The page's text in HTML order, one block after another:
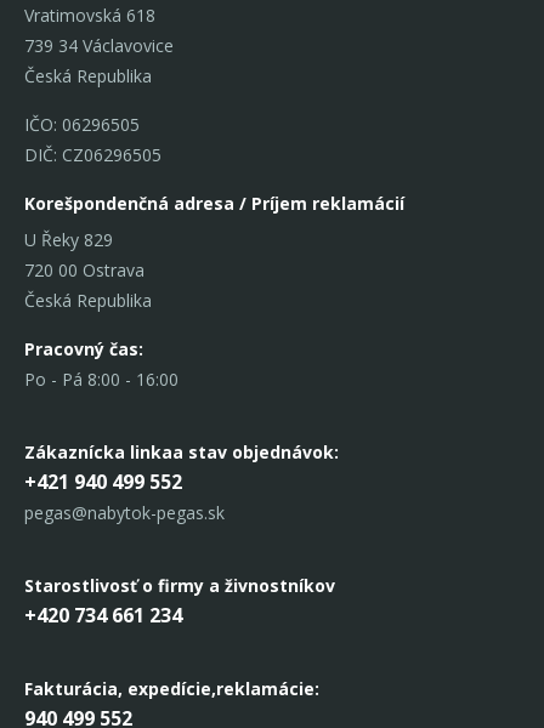
Vratimovská 618
739 34 Václavovice
Česká Republika
IČO: 06296505
DIČ: CZ06296505
Korešpondenčná adresa / Príjem reklamácií
U Řeky 829
720 00 Ostrava
Česká Republika
Pracovný čas:
Po - Pá 8:00 - 16:00
Zákaznícka linkaa stav objednávok:
+421 940 499 552
pegas@nabytok-pegas.sk
Starostlivosť o firmy a živnostníkov
+420 734 661 234
Fakturácia, expedície,reklamácie:
940 499 552